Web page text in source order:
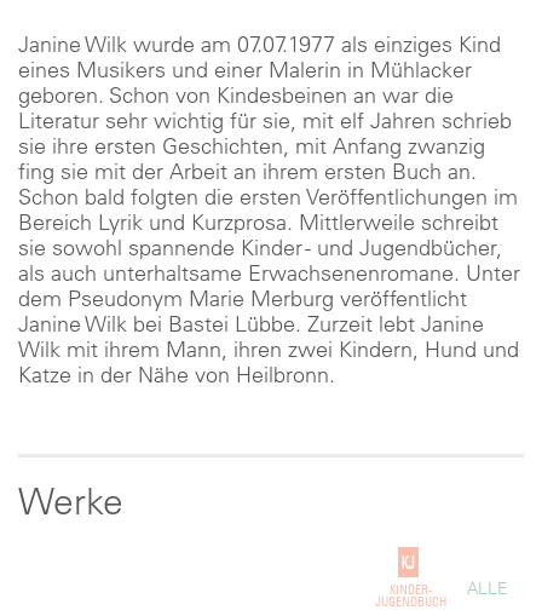
Janine Wilk wurde am 07.07.1977 als einziges Kind
eines Musikers und einer Malerin in Mühlacker
geboren. Schon von Kindesbeinen an war die
Literatur sehr wichtig für sie, mit elf Jahren schrieb
sie ihre ersten Geschichten, mit Anfang zwanzig
fing sie mit der Arbeit an ihrem ersten Buch an.
Schon bald folgten die ersten Veröffentlichungen im
Bereich Lyrik und Kurzprosa. Mittlerweile schreibt
sie sowohl spannende Kinder - und Jugendbücher,
als auch unterhaltsame Erwachsenenromane. Unter
dem Pseudonym Marie Merburg veröffentlicht
Janine Wilk bei Bastei Lübbe. Zurzeit lebt Janine
Wilk mit ihrem Mann, ihren zwei Kindern, Hund und
Katze in der Nähe von Heilbronn.
Werke
KINDER-
JUGENDBUCH
ALLE